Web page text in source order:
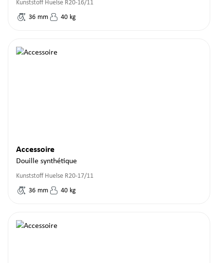
Kunststoff Huelse R20-16/11
36 mm 40 kg
Accessoire
Douille synthétique
Kunststoff Huelse R20-17/11
36 mm 40 kg